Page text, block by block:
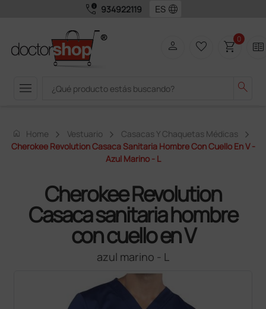
call_quality 934922119 language
menu search
person favorite_border shopping_cart0 two_pager
home Home Vestuario
Casacas Y Chaquetas Médicas
Cherokee Revolution Casaca Sanitaria Hombre Con Cuello En V -
Azul Marino - L
Cherokee Revolution
Casaca sanitaria hombre
con cuello en V
azul marino - L